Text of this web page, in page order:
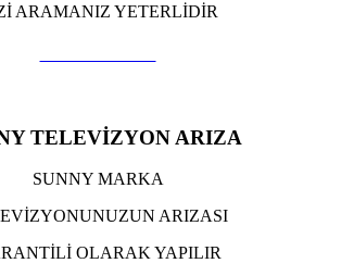
ARAMANIZ YETERLİDİR
TELEVİZYON ARIZA
SUNNY MARKA
ARIZASI
OLARAK YAPILIR